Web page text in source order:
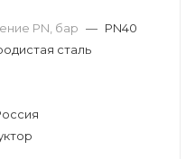
PN, бар — PN40
сталь